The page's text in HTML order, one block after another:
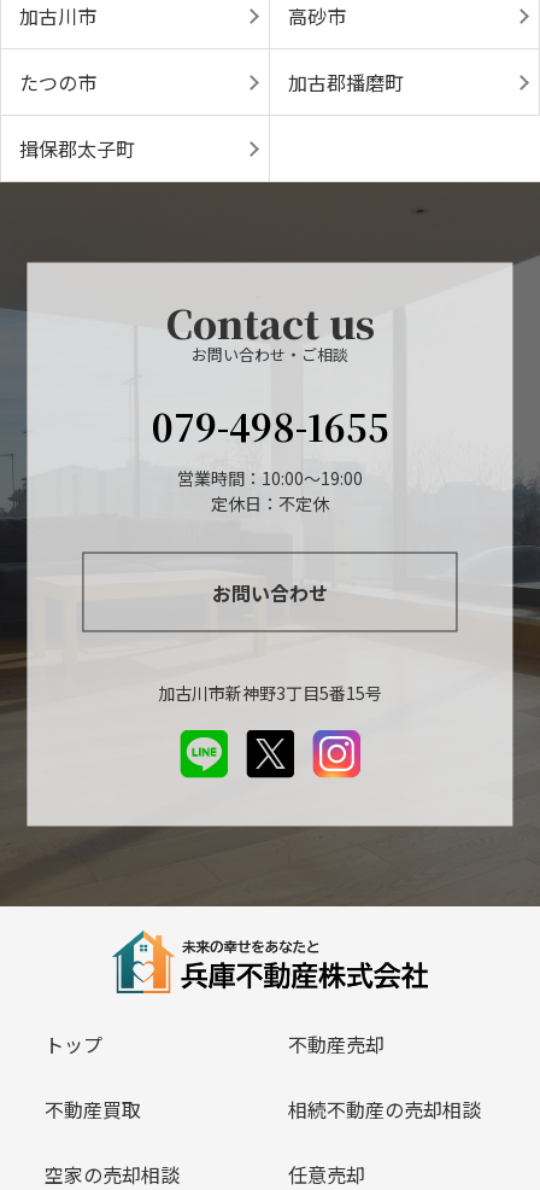
加古川市 高砂市
たつの市 加古郡播磨町
揖保郡太子町
Contact us
お問い合わせ・ご相談
079-498-1655
営業時間：10:00～19:00
定休日：不定休
お問い合わせ
加古川市新神野3丁目5番15号
トップ 不動産売却
不動産買取 相続不動産の売却相談
空家の売却相談 任意売却